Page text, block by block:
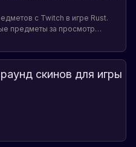
с Twitch в игре Rust.
предметы за просмотр
in Rust 3!